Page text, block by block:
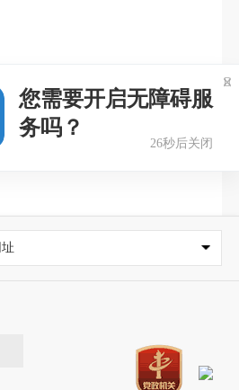
您需要开启无障碍服
务吗？
25秒后关闭
